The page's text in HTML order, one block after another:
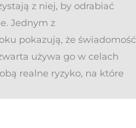
z niej, by odrabiać
Jednym z
pokazują, że świadomość
używa go w celach
realne ryzyko, na które